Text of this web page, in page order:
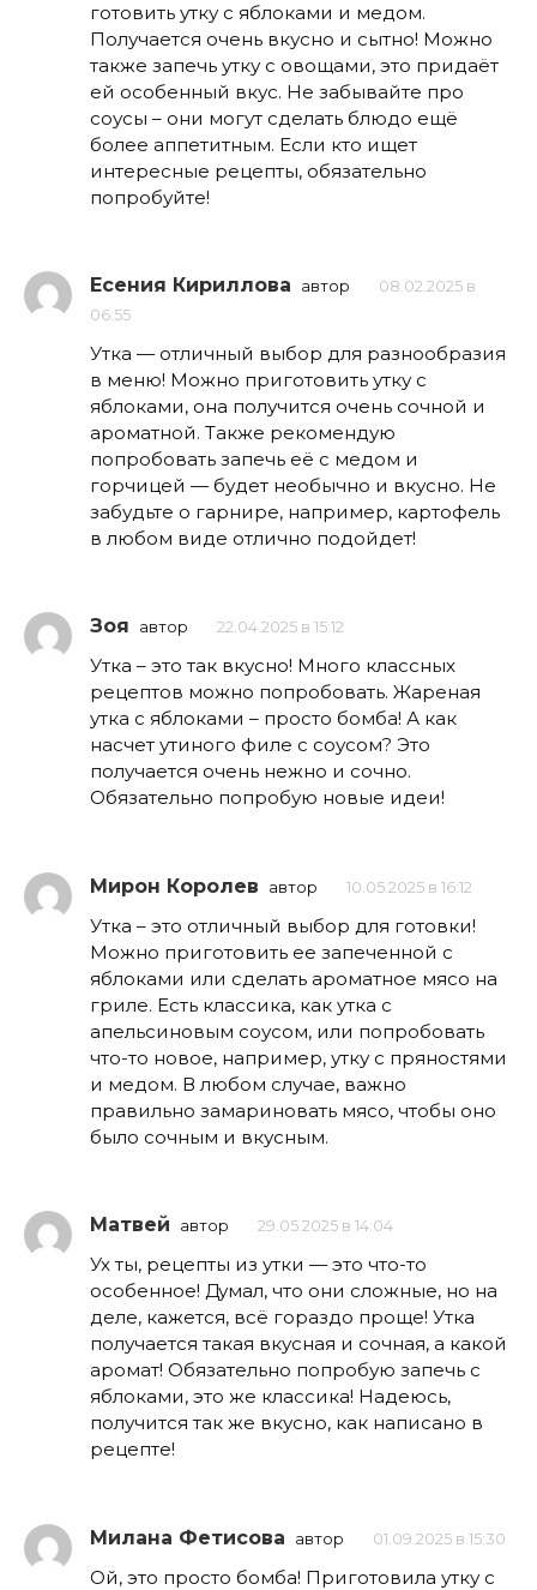
готовить утку с яблоками и медом.
Получается очень вкусно и сытно! Можно
также запечь утку с овощами, это придаёт
ей особенный вкус. Не забывайте про
соусы – они могут сделать блюдо ещё
более аппетитным. Если кто ищет
интересные рецепты, обязательно
попробуйте!
Есения Кириллова автор
08.02.2025 в
06:55
Утка — отличный выбор для разнообразия
в меню! Можно приготовить утку с
яблоками, она получится очень сочной и
ароматной. Также рекомендую
попробовать запечь её с медом и
горчицей — будет необычно и вкусно. Не
забудьте о гарнире, например, картофель
в любом виде отлично подойдет!
Зоя автор 22.04.2025 в 15:12
Утка – это так вкусно! Много классных
рецептов можно попробовать. Жареная
утка с яблоками – просто бомба! А как
насчет утиного филе с соусом? Это
получается очень нежно и сочно.
Обязательно попробую новые идеи!
Мирон Королев автор 10.05.2025 в 16:12
Утка – это отличный выбор для готовки!
Можно приготовить ее запеченной с
яблоками или сделать ароматное мясо на
гриле. Есть классика, как утка с
апельсиновым соусом, или попробовать
что-то новое, например, утку с пряностями
и медом. В любом случае, важно
правильно замариновать мясо, чтобы оно
было сочным и вкусным.
Матвей автор 29.05.2025 в 14:04
Ух ты, рецепты из утки — это что-то
особенное! Думал, что они сложные, но на
деле, кажется, всё гораздо проще! Утка
получается такая вкусная и сочная, а какой
аромат! Обязательно попробую запечь с
яблоками, это же классика! Надеюсь,
получится так же вкусно, как написано в
рецепте!
Милана Фетисова автор 01.09.2025 в 15:30
Ой, это просто бомба! Приготовила утку с